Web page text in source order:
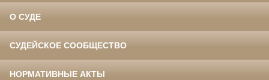
О СУДЕ
СУДЕЙСКОЕ СООБЩЕСТВО
НОРМАТИВНЫЕ АКТЫ